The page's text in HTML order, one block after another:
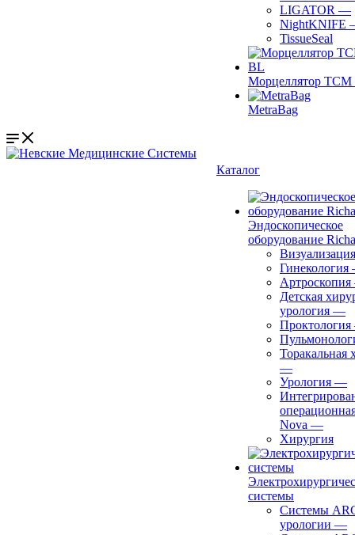
LIGATOR —
NightKNIFE
TissueSeal
Морцеллятор ТСМ
MetraBag
Каталог
Эндоскопическое
оборудование
Визуализация
Гинекология
Артроскопия
Детская
урология —
Проктология
Торакальная
—
Урология —
Nova —
Хирургия
системы
Системы
урологии —